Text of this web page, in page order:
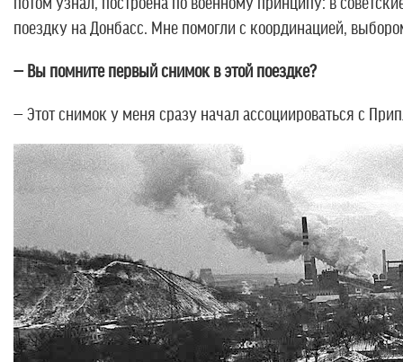
поездку на Донбасс. Мне помогли с координацией,
— Вы помните первый снимок в этой поездке?
— Этот снимок у меня сразу начал ассоциироваться с